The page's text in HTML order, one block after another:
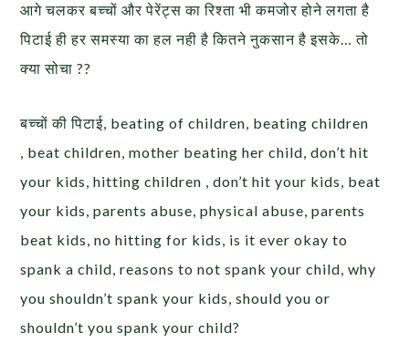
आगे चलकर बच्चों और पेरेंट्स का रिश्ता भी कमजोर होने लगता है
पिटाई ही हर समस्या का हल नही है कितने नुकसान है इसके… तो
क्या सोचा ??
बच्चों की पिटाई, beating of children, beating children
, beat children, mother beating her child, don’t hit
your kids, hitting children , don’t hit your kids, beat
your kids, parents abuse, physical abuse, parents
beat kids, no hitting for kids, is it ever okay to
spank a child, reasons to not spank your child, why
you shouldn’t spank your kids, should you or
shouldn’t you spank your child?